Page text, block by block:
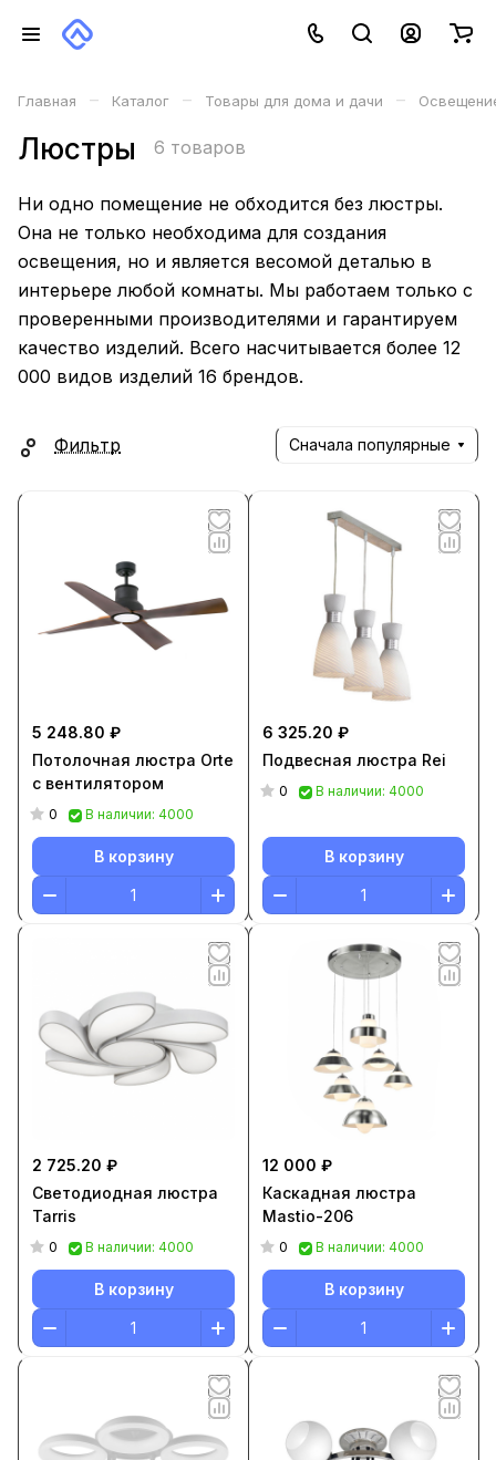
Главная – Каталог – Товары для дома и дачи –
Люстры 6 товаров
Ни одно помещение не обходится без люстры.
Она не только необходима для создания
освещения, но и является весомой деталью в
интерьере любой комнаты. Мы работаем только с
проверенными производителями и гарантируем
качество изделий. Всего насчитывается более 12
000 видов изделий 16 брендов.
Фильтр Сначала популярные
5 248.80 ₽
Потолочная люстра Orte
с вентилятором
0 В наличии: 4000
В корзину
6 325.20 ₽
Подвесная люстра Rei
0 В наличии: 4000
В корзину
2 725.20 ₽
Светодиодная люстра
Tarris
0 В наличии: 4000
В корзину
12 000 ₽
Каскадная люстра
Mastio-206
0 В наличии: 4000
В корзину